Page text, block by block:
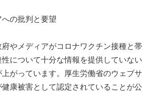
への批判と要望
やメディアがコロナワクチン接種と帯
について十分な情報を提供していない
がっています。厚生労働省のウェブサ
康被害として認定されていることが公